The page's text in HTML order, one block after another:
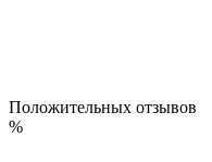
Положительных отзывов
%